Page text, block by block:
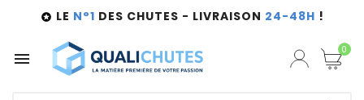
 LE N°1 DES CHUTES - LIVRAISON 24-48H !
 0